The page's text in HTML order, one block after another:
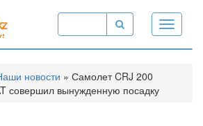
Toggle
новости » Самолет CRJ 200
совершил вынужденную посадку